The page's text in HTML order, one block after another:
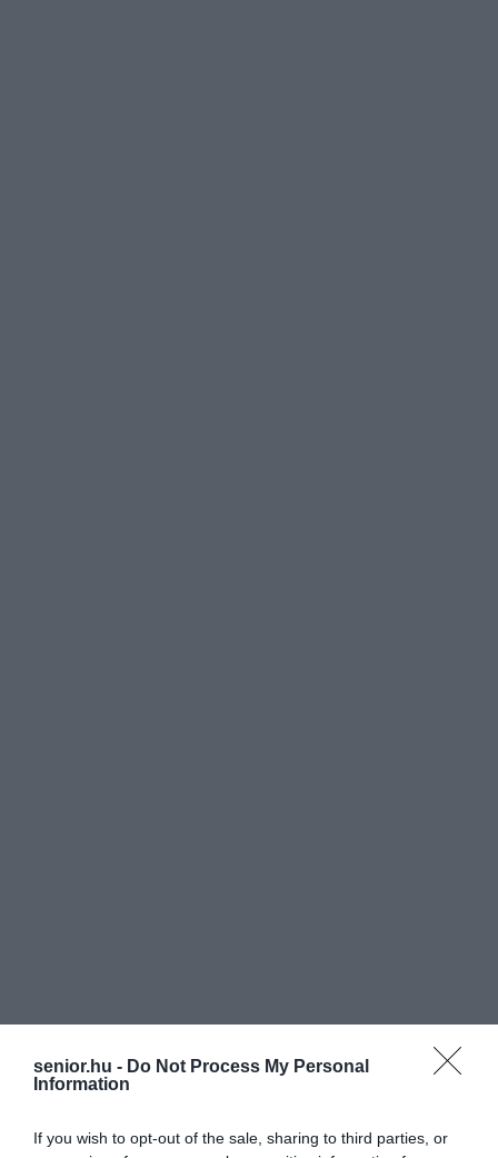
senior.hu - Do Not Process My Personal
Information
If you wish to opt-out of the sale, sharing to third parties, or